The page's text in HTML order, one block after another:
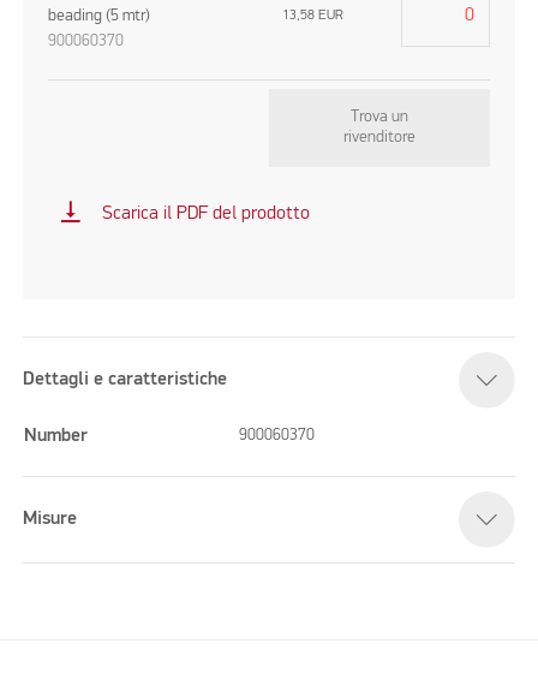
beading (5 mtr)
900060370
13,58 EUR
Trova un
rivenditore
vertical_align_bottom Scarica il PDF del prodotto
Dettagli e caratteristiche
Number 900060370
Misure